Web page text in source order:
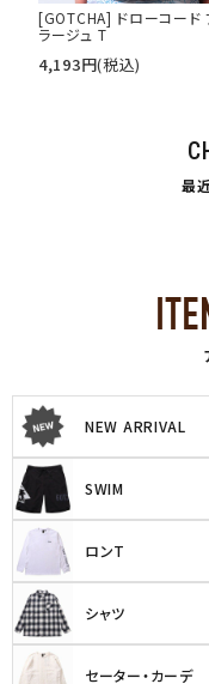
[GOTCHA] ドローコード
ラージュ T
4,193円(税込)
最
NEW ARRIVAL
SWIM
ロンT
シャツ
セーター・カーデ